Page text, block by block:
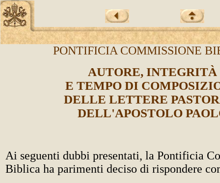
PONTIFICIA COMMISSIONE
AUTORE, INTEGRITÀ
E TEMPO DI
DELLE LETTERE
DELL'APOSTOLO
Ai seguenti dubbi presentati, la Pontificia
Biblica ha parimenti deciso di rispondere